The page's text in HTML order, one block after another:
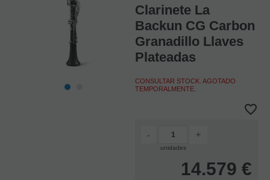
Clarinete La
Backun CG Carbon
Granadillo Llaves
Plateadas
CONSULTAR STOCK. AGOTADO
TEMPORALMENTE.
-
unidades
+
14.579 €